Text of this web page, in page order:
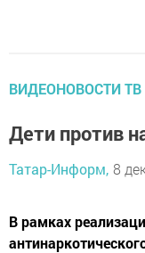
ВИДЕОНОВОСТИ ТВ
Дети против
Татар-Информ, 8
В рамках